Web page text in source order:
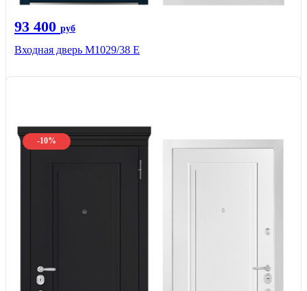
93 400 руб
Входная дверь М1029/38 E
-10%